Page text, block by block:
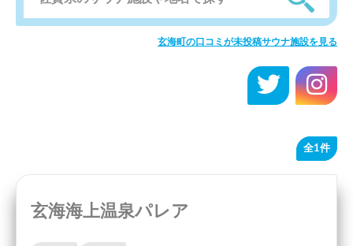
玄海町の口コミが未投稿サウナ施設を見る
全1件
玄海海上温泉パレア